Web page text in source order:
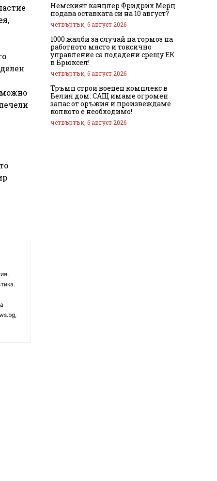
Немският канцлер Фридрих Мерц
подава оставката си на 10 август?
четвъртък, 6 август 2026
1000 жалби за случай на тормоз на
работното място и токсично
управление са подадени срещу ЕК
в Брюксел!
четвъртък, 6 август 2026
Тръмп строи военен комплекс в
Белия дом: САЩ имаме огромен
запас от оръжия и произвеждаме
колкото е необходимо!
четвъртък, 6 август 2026